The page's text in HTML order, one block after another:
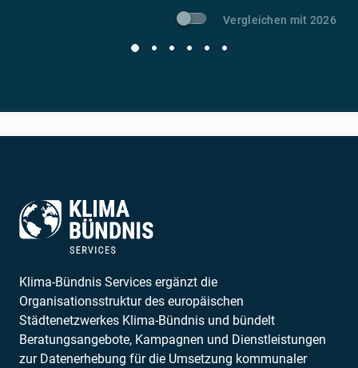
Vergleichen mit 2026
Klima-Bündnis Services ergänzt die
Organisationsstruktur des europäischen
Städtenetzwerkes Klima-Bündnis und bündelt
Beratungsangebote, Kampagnen und Dienstleistungen
zur Datenerhebung für die Umsetzung kommunaler